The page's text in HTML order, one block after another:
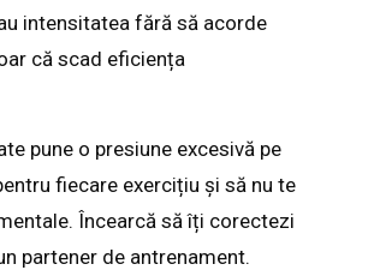
intensitatea fără să acorde
că scad eficiența
pune o presiune excesivă pe
fiecare exercițiu și să nu te
Încearcă să îți corectezi
partener de antrenament.